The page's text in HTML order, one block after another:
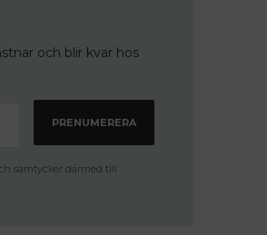
och blir kvar hos
samtycker därmed till